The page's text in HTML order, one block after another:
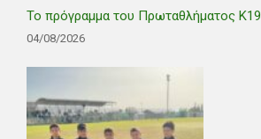
Το πρόγραμμα του Πρωταθλήματος Κ19
04/08/2026